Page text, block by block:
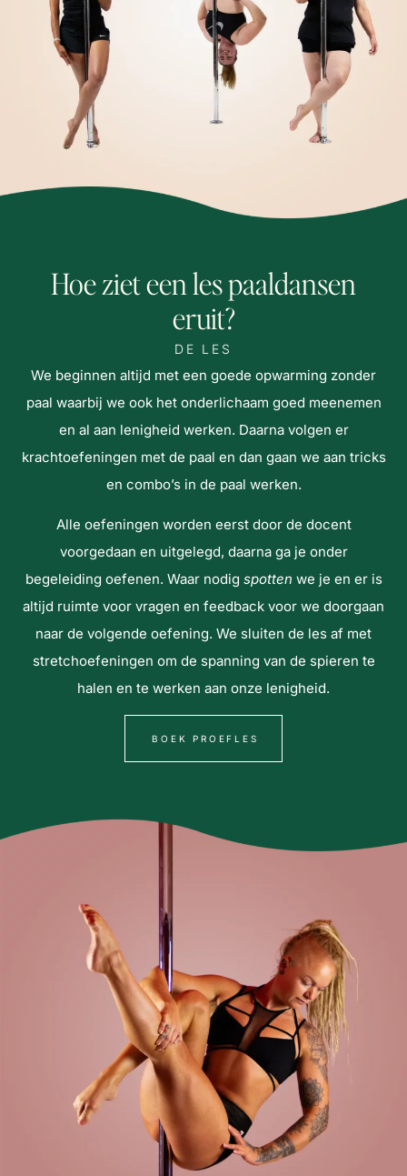
Hoe ziet een les paaldansen
eruit?
DE LES
We beginnen altijd met een goede opwarming zonder
paal waarbij we ook het onderlichaam goed meenemen
en al aan lenigheid werken. Daarna volgen er
krachtoefeningen met de paal en dan gaan we aan tricks
en combo’s in de paal werken.
Alle oefeningen worden eerst door de docent
voorgedaan en uitgelegd, daarna ga je onder
begeleiding oefenen. Waar nodig spotten we je en er is
altijd ruimte voor vragen en feedback voor we doorgaan
naar de volgende oefening. We sluiten de les af met
stretchoefeningen om de spanning van de spieren te
halen en te werken aan onze lenigheid.
BOEK PROEFLES